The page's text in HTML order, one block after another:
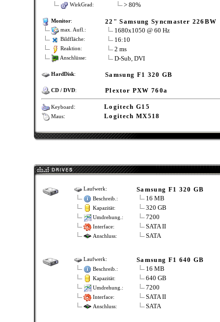
WirkGrad: > 80%
Monitor: 22" Samsung Syncmaster 226BW
max. Aufl.: 1680x1050 @ 60 Hz
Bildfläche: 16:10
Reaktion: 2 ms
Anschlüsse: D-Sub, DVI
HardDisk: Samsung F1 320 GB
CD / DVD: Plextor PXW 760a
Keyboard: Logitech G15
Maus: Logitech MX518
Laufwerk: Samsung F1 320 GB
Beschreib.: 16 MB
Kapazität: 320 GB
Umdrehung.: 7200
Interface: SATA II
Anschluss: SATA
Laufwerk: Samsung F1 640 GB
Beschreib.: 16 MB
Kapazität: 640 GB
Umdrehung.: 7200
Interface: SATA II
Anschluss: SATA